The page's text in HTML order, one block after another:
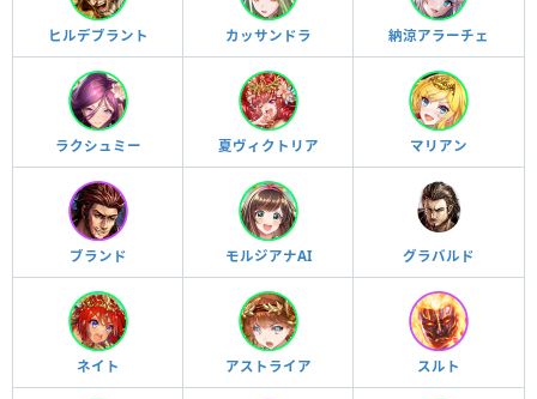
ヒルデブラント カッサンドラ 納涼アラーチェ
ラクシュミー 夏ヴィクトリア マリアン
ブランド モルジアナAI グラバルド
ネイト アストライア スルト